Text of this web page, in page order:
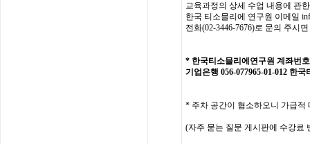
교육과정의 상세 수업 내용에 관한
한국 티소믈리에 연구원 이메일
전화(02-3446-7676)로 문의 주시면
* 한국티소믈리에연구원 계좌번호
기업은행 056-077965-01-012 한국
* 주차 공간이 협소하오니 가급적
(자주 묻는 질문 게시판에 수강료